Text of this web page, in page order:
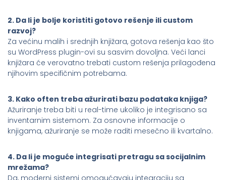
2. Da li je bolje koristiti gotovo rešenje ili custom
razvoj?
Za većinu malih i srednjih knjižara, gotova rešenja kao što
su WordPress plugin-ovi su sasvim dovoljna. Veći lanci
knjižara će verovatno trebati custom rešenja prilagođena
njihovim specifičnim potrebama.
3. Kako often treba ažurirati bazu podataka knjiga?
Ažuriranje treba biti u real-time ukoliko je integrisano sa
inventarnim sistemom. Za osnovne informacije o
knjigama, ažuriranje se može raditi mesečno ili kvartalno.
4. Da li je moguće integrisati pretragu sa socijalnim
mrežama?
Da, moderni sistemi omogućavaju integraciju sa